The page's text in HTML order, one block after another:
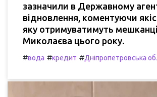
зазначили в Державному
відновлення, коментуючи
яку отримуватимуть мешканці
Миколаєва цього року.
#вода #кредит #Дніпропетровська